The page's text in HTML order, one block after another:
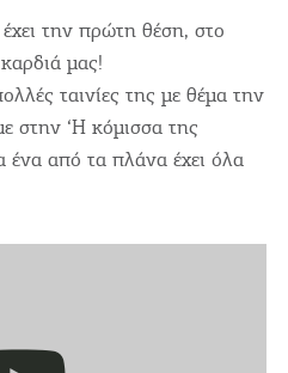
την πρώτη θέση, στο
μας!
ταινίες της με θέμα την
στην ‘Η κόμισσα της
ένα από τα πλάνα έχει όλα